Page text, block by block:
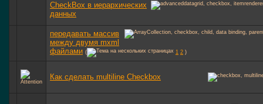
CheckBox в иерархических
данных
передавать массив
между двумя mxml
файлами ( 1 2 )
Как сделать multiline Checkbox